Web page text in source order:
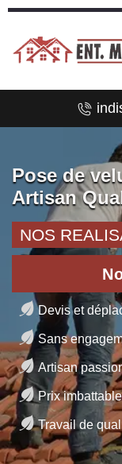
Pose de
Artisan
NOS
Devis et
Sans
Artisan
Prix imbattable
Travail de